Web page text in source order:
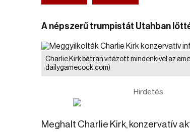
A népszerű trumpistát Utahban
Charlie Kirk bátran vitázott mindenkivel az
dailygamecock.com)
Hirdetés
Meghalt Charlie Kirk, konzervatív